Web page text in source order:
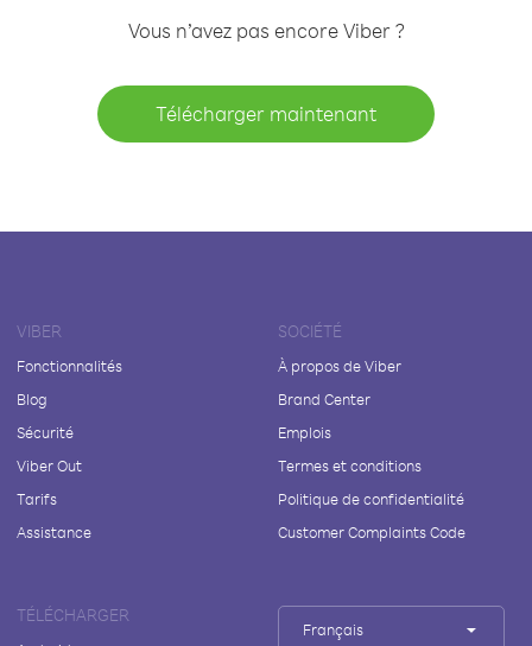
Vous n’avez pas encore Viber ?
Télécharger maintenant
VIBER
Fonctionnalités
Blog
Sécurité
Viber Out
Tarifs
Assistance
SOCIÉTÉ
À propos de Viber
Brand Center
Emplois
Termes et conditions
Politique de confidentialité
Customer Complaints Code
TÉLÉCHARGER
Français